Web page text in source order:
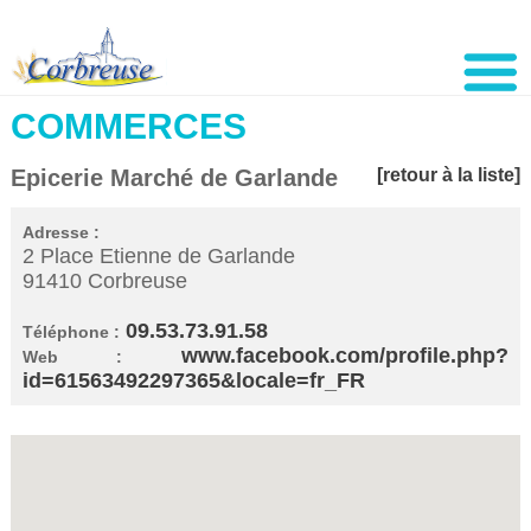
COMMERCES
Epicerie Marché de Garlande [retour à la liste]
Adresse :
2 Place Etienne de Garlande
91410 Corbreuse
Téléphone : 09.53.73.91.58
Web :
www.facebook.com/profile.php?
id=61563492297365&locale=fr_FR